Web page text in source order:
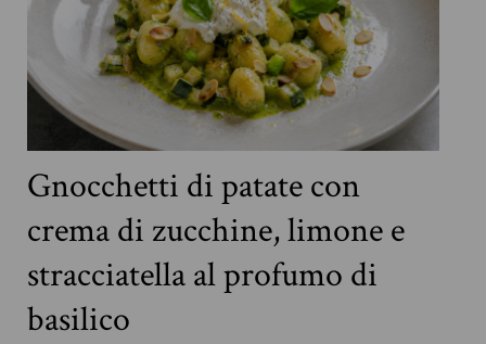
Gnocchetti di patate con
crema di zucchine, limone e
stracciatella al profumo di
basilico